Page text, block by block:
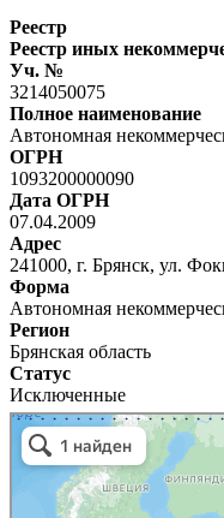
Реестр
Реестр иных
Уч. №
3214050075
Полное наименование
Автономная
ОГРН
1093200000090
Дата ОГРН
07.04.2009
Адрес
241000, г. Брянск, ул.
Форма
Автономная
Регион
Брянская область
Статус
Исключенные